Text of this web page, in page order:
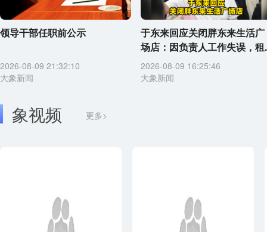
领导干部任职前公示
2026-08-09 21:32:10
大象新闻
于东来回应关闭胖东来生活广
场店：因负责人工作失误，租
2026-08-09 16:25:46
大象新闻
象视频 更多>